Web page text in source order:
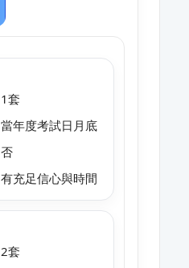
1套
當年度考試日月底
否
有充足信心與時間
2套